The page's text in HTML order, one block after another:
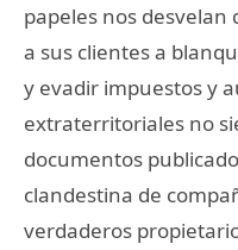
papeles nos desvelan
a sus clientes a
y evadir impuestos y
extraterritoriales no
documentos
clandestina de
verdaderos